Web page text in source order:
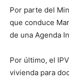
Por parte del
que conduce
de una Agenda
Por último, el
vivienda para